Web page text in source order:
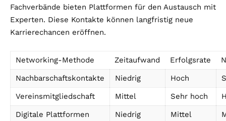
Fachverbände bieten Plattformen für den Austausch mit
Experten. Diese Kontakte können langfristig neue
Karrierechancen eröffnen.
Networking-Methode Zeitaufwand Erfolgsrate
Nachbarschaftskontakte
Niedrig Hoch
Vereinsmitgliedschaft
Mittel Sehr hoch
Digitale Plattformen
Niedrig Mittel